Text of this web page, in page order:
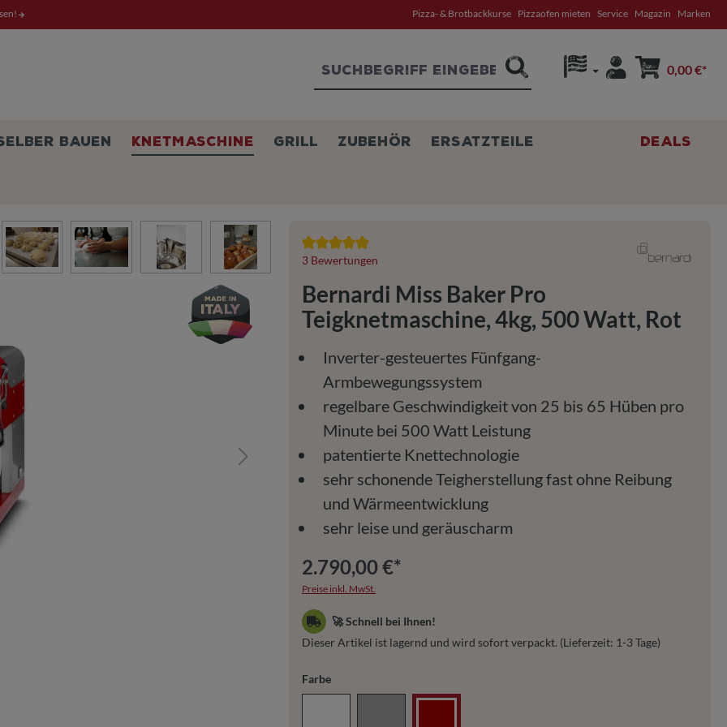
Pizza- & Brotbackkurse Pizzaofen mieten Service Magazin Marken
0,00 €*
BAUEN KNETMASCHINE GRILL ZUBEHÖR ERSATZTEILE DEALS
Durchschnittliche Bewertung von 5 von 5 Sternen
3 Bewertungen
Bernardi Miss Baker Pro
Teigknetmaschine, 4kg, 500 Watt, Rot
Inverter-gesteuertes Fünfgang-
Armbewegungssystem
regelbare Geschwindigkeit von 25 bis 65 Hüben pro
Minute bei 500 Watt Leistung
patentierte Knettechnologie
sehr schonende Teigherstellung fast ohne Reibung
und Wärmeentwicklung
sehr leise und geräuscharm
2.790,00 €*
Preise inkl. MwSt.
🚀 Schnell bei Ihnen!
Dieser Artikel ist lagernd und wird sofort verpackt. (Lieferzeit: 1-3 Tage)
Farbeauswählen